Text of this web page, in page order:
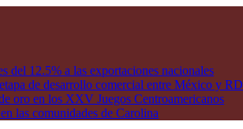
del 12.5% a las exportaciones nacionales
de desarrollo comercial entre México y RD
oro en los XXV Juegos Centroamericanos
las comunidades de Carolina